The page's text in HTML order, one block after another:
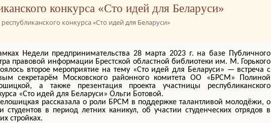
конкурса «Сто идей для Беларуси»
конкурса «Сто идей для Беларуси»
Недели предпринимательства 28 марта 2023 г. на базе Публичного
правовой информации Брестской областной библиотеки им. М. Горького
второе мероприятие на тему «Сто идей для Беларуси» — встреча с
секретарём Московского районного комитета ОО «БРСМ» Полиной
а также презентация проекта участницы республиканского
«Сто идей для Беларуси» Ольги Ботовой.
рассказала о роли БРСМ в поддержке талантливой молодёжи, о
студентов в период летних каникул, об участии студенческих отрядов в
стройках.